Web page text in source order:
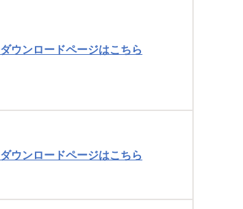
ダウンロードページはこちら
ダウンロードページはこちら